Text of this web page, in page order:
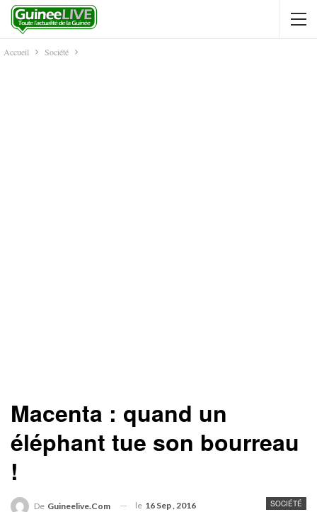
Accueil Société
Macenta : quand un
éléphant tue son bourreau
!
SOCIÉTÉ
De Guineelive.com le 16 Sep , 2016